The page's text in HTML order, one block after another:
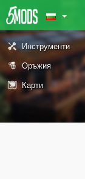
Инструменти
Оръжия
Карти